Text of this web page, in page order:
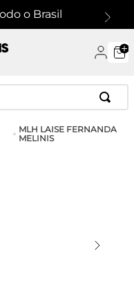
o Brasil
MLH LAISE FERNANDA
MELINIS